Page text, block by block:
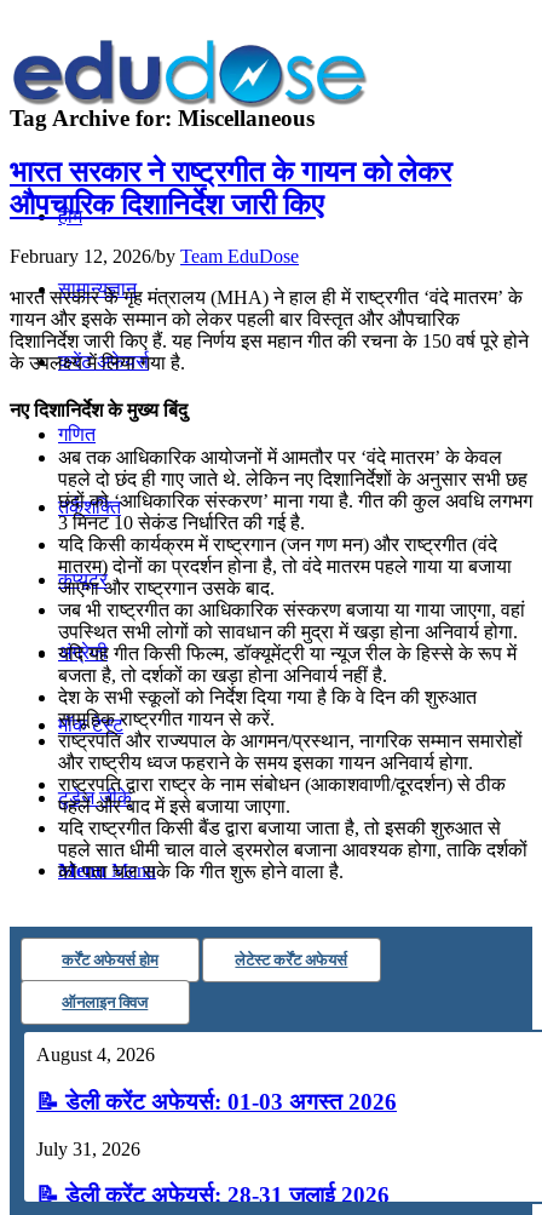
होम
सामान्यज्ञान
करेंट अफेयर्स
गणित
तर्कशक्ति
कंप्यूटर
अंग्रेजी
मॉक टेस्ट
टुडेज जीके
Menu Menu
Tag Archive for: Miscellaneous
भारत सरकार ने राष्ट्रगीत के गायन को लेकर
औपचारिक दिशानिर्देश जारी किए
February 12, 2026/by Team EduDose
भारत सरकार के गृह मंत्रालय (MHA) ने हाल ही में राष्ट्रगीत ‘वंदे मातरम’ के
गायन और इसके सम्मान को लेकर पहली बार विस्तृत और औपचारिक
दिशानिर्देश जारी किए हैं. यह निर्णय इस महान गीत की रचना के 150 वर्ष पूरे होने
के उपलक्ष्य में लिया गया है.
नए दिशानिर्देश के मुख्य बिंदु
अब तक आधिकारिक आयोजनों में आमतौर पर ‘वंदे मातरम’ के केवल
पहले दो छंद ही गाए जाते थे. लेकिन नए दिशानिर्देशों के अनुसार सभी छह
छंदों को ‘आधिकारिक संस्करण’ माना गया है. गीत की कुल अवधि लगभग
3 मिनट 10 सेकंड निर्धारित की गई है.
यदि किसी कार्यक्रम में राष्ट्रगान (जन गण मन) और राष्ट्रगीत (वंदे
मातरम) दोनों का प्रदर्शन होना है, तो वंदे मातरम पहले गाया या बजाया
जाएगा और राष्ट्रगान उसके बाद.
जब भी राष्ट्रगीत का आधिकारिक संस्करण बजाया या गाया जाएगा, वहां
उपस्थित सभी लोगों को सावधान की मुद्रा में खड़ा होना अनिवार्य होगा.
यदि यह गीत किसी फिल्म, डॉक्यूमेंट्री या न्यूज रील के हिस्से के रूप में
बजता है, तो दर्शकों का खड़ा होना अनिवार्य नहीं है.
देश के सभी स्कूलों को निर्देश दिया गया है कि वे दिन की शुरुआत
सामूहिक राष्ट्रगीत गायन से करें.
राष्ट्रपति और राज्यपाल के आगमन/प्रस्थान, नागरिक सम्मान समारोहों
और राष्ट्रीय ध्वज फहराने के समय इसका गायन अनिवार्य होगा.
राष्ट्रपति द्वारा राष्ट्र के नाम संबोधन (आकाशवाणी/दूरदर्शन) से ठीक
पहले और बाद में इसे बजाया जाएगा.
यदि राष्ट्रगीत किसी बैंड द्वारा बजाया जाता है, तो इसकी शुरुआत से
पहले सात धीमी चाल वाले ड्रमरोल बजाना आवश्यक होगा, ताकि दर्शकों
को पता चल सके कि गीत शुरू होने वाला है.
कर्रेंट अफेयर्स होम लेटेस्ट कर्रेंट अफेयर्स
ऑनलाइन क्विज
August 4, 2026
📝 डेली करेंट अफेयर्स: 01-03 अगस्त 2026
July 31, 2026
📝 डेली करेंट अफेयर्स: 28-31 जुलाई 2026